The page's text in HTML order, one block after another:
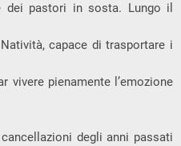
dei pastori in sosta. Lungo il
capace di trasportare i
vivere pienamente l’emozione
degli anni passati